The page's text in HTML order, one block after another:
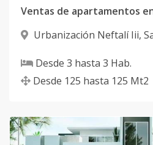
Urbanización Neftalí Iii,
Desde 3 hasta 3 Hab.
Desde 125 hasta 125 Mt2